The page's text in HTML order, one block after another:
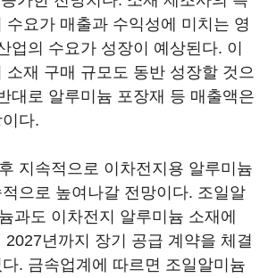
수요가 매출과 수익성에 미치는 영
업의 수요가 성장이 예상된다. 이
소재 구매 규모도 동반 성장할 것으
대로 알루미늄 포장재 등 매출액은
다.
지속적으로 이차전지용 알루미늄
으로 높여나갈 전망이다. 조일알
과도 이차전지 알루미늄 소재에
2027년까지 장기 공급 계약을 체결
. 금속업계에 따르면 조일알미늄